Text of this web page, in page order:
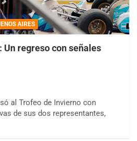
AIRES
Un regreso con señales
al Trofeo de Invierno con
de sus dos representantes,